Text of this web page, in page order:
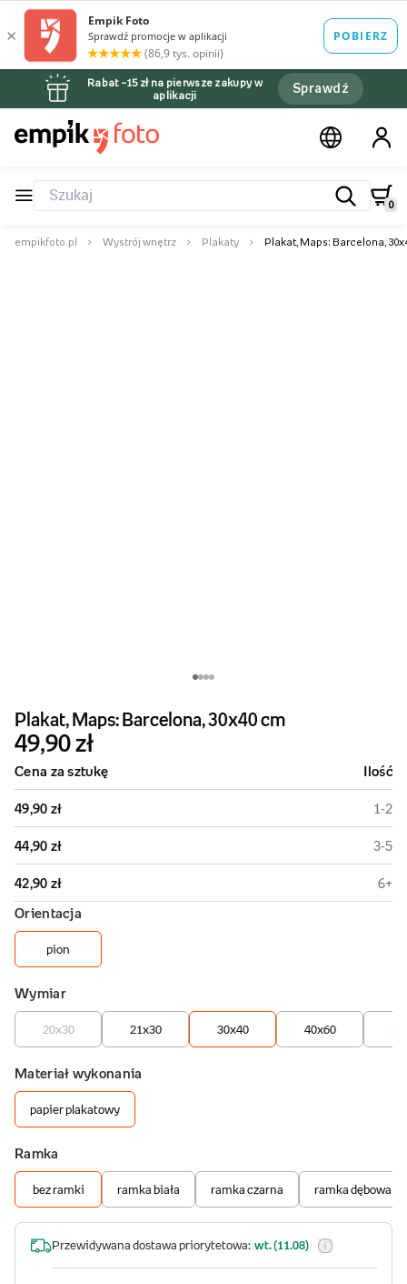
Rabat –15 zł na pierwsze zakupy w
aplikacji
Sprawdź
0
empikfoto.pl Wystrój wnętrz Plakaty Plakat, Maps: Barcelona,